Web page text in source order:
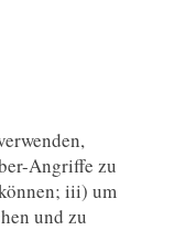
Angriffe zu
iii) um
und zu